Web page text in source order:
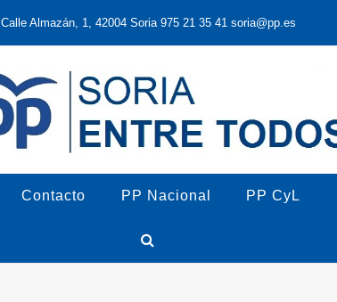
Calle Almazán, 1, 42004 Soria 975 21 35 41 soria@pp.es
Contacto PP Nacional PP CyL